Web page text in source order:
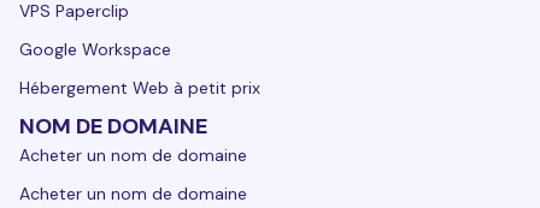
VPS Paperclip
Google Workspace
Hébergement Web à petit prix
NOM DE DOMAINE
Acheter un nom de domaine
Acheter un nom de domaine